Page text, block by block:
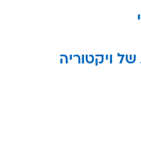
ויקטוריה